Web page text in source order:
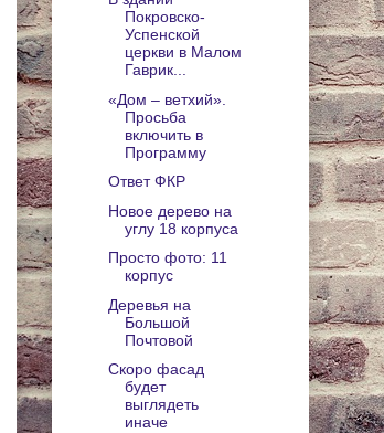
Покровско-
Успенской
церкви в Малом
Гаврик...
«Дом – ветхий».
Просьба
включить в
Программу
Ответ ФКР
Новое дерево на
углу 18 корпуса
Просто фото: 11
корпус
Деревья на
Большой
Почтовой
Скоро фасад
будет
выглядеть
иначе